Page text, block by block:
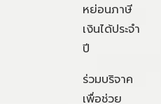
หย่อนภาษี
เงินได้ประจำ
ปี
ร่วมบริจาค
เพื่อช่วย